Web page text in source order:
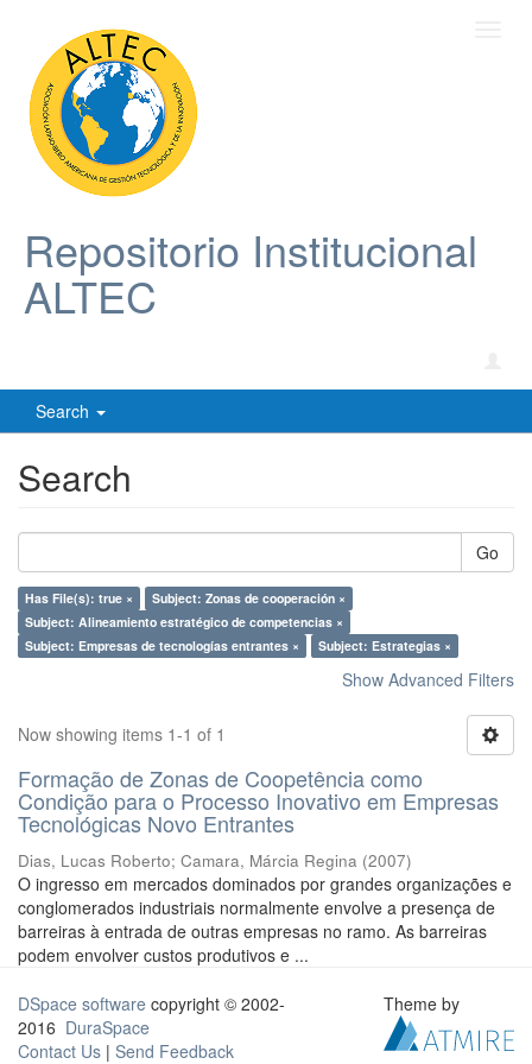
Repositorio Institucional
ALTEC
Search
Search
Go
Has File(s): true ×
Subject: Zonas de cooperación ×
Subject: Alineamiento estratégico de competencias ×
Subject: Empresas de tecnologías entrantes ×
Subject: Estrategias ×
Show Advanced Filters
Now showing items 1-1 of 1
Formação de Zonas de Coopetência como
Condição para o Processo Inovativo em Empresas
Tecnológicas Novo Entrantes
Dias, Lucas Roberto; Camara, Márcia Regina (2007)
O ingresso em mercados dominados por grandes organizações e
conglomerados industriais normalmente envolve a presença de
barreiras à entrada de outras empresas no ramo. As barreiras
podem envolver custos produtivos e ...
DSpace software copyright © 2002-
2016 DuraSpace
Contact Us | Send Feedback
Theme by